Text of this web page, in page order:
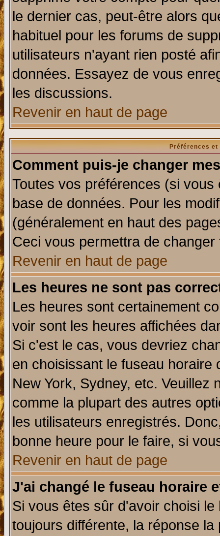
le dernier cas, peut-être alors
habituel pour les forums de
utilisateurs n'ayant rien posté
données. Essayez de vous
les discussions.
Revenir en haut de page
Préférences
Comment puis-je changer
Toutes vos préférences (si
base de données. Pour les
(généralement en haut des
Ceci vous permettra de
Revenir en haut de page
Les heures ne sont pas
Les heures sont certainement
voir sont les heures affichées
Si c'est le cas, vous devriez
en choisissant le fuseau
New York, Sydney, etc. Veuillez
comme la plupart des autres
les utilisateurs enregistrés.
bonne heure pour le faire, si
Revenir en haut de page
J'ai changé le fuseau horaire
Si vous êtes sûr d'avoir choisi
toujours différente, la réponse